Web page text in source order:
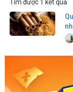
Tìm được 1 kết quả